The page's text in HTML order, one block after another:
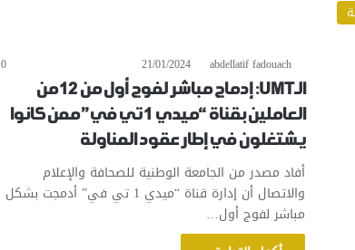
abdellatif fadouach
21/01/2024
0
الـUMT: إدماج مباشر لفوج أول من 12 من
العاملين بقناة “ميدي 1 تي في” ممن كانوا
يشتغلون في إطار عقود المناولة
أفاد مصدر من الجامعة الوطنية للصحافة والإعلام
والاتصال أن إدارة قناة “ميدي 1 تي في” أدمجت بشكل
مباشر لفوج أول…